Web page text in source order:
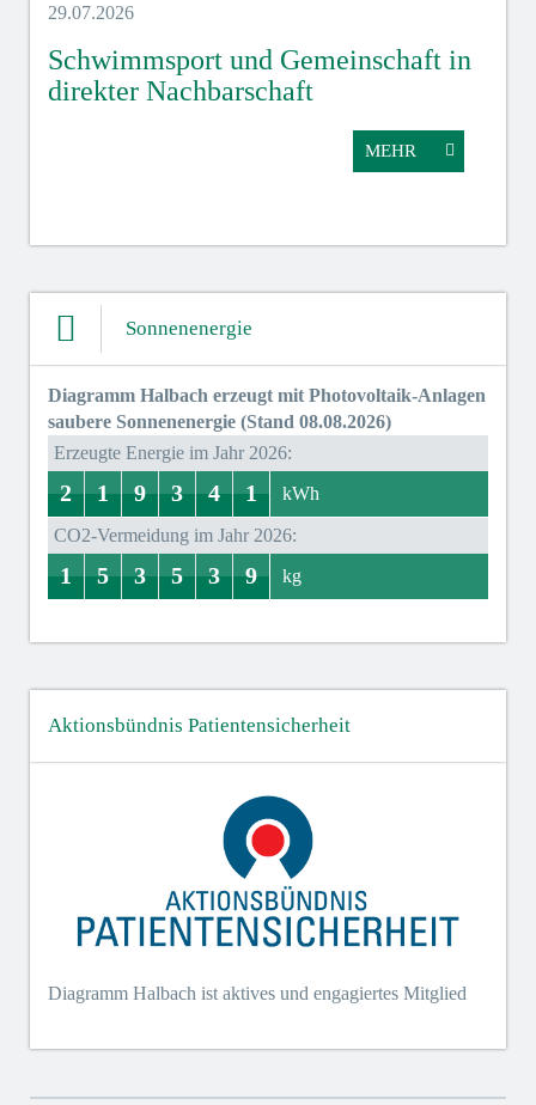
29.07.2026
Schwimmsport und Gemeinschaft in
direkter Nachbarschaft
MEHR
Sonnenenergie
Diagramm Halbach erzeugt mit Photovoltaik-Anlagen
saubere Sonnenenergie (Stand 08.08.2026)
Erzeugte Energie im Jahr 2026:
1
2
2 0
1
1 8
9
9 7
3
3 0
4
4 0
1
1 kWh
CO2-Vermeidung im Jahr 2026:
0
1
1 4
5
5 2
3
3 0
5
5 0
3
3 0
9
9 kg
Aktionsbündnis Patientensicherheit
Diagramm Halbach ist aktives und engagiertes Mitglied